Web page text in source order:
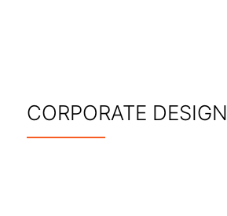
CORPORATE DESIGN